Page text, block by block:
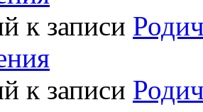
к записи
к записи